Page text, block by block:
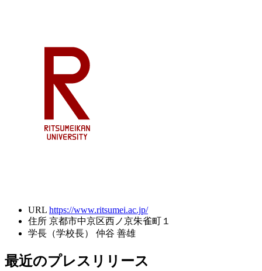
URL https://www.ritsumei.ac.jp/
住所 京都市中京区西ノ京朱雀町１
学長（学校長）
仲谷 善雄
最近のプレスリリース